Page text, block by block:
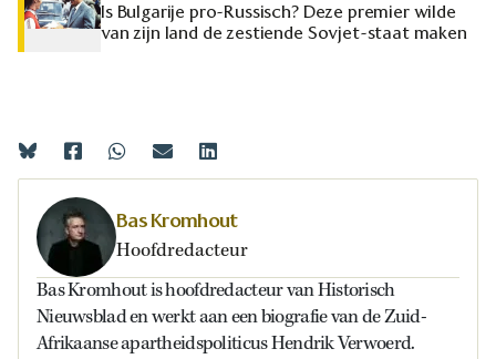
Is Bulgarije pro-Russisch? Deze premier wilde
van zijn land de zestiende Sovjet-staat maken
Bas Kromhout
Hoofdredacteur
Bas Kromhout is hoofdredacteur van Historisch
Nieuwsblad en werkt aan een biografie van de Zuid-
Afrikaanse apartheidspoliticus Hendrik Verwoerd.